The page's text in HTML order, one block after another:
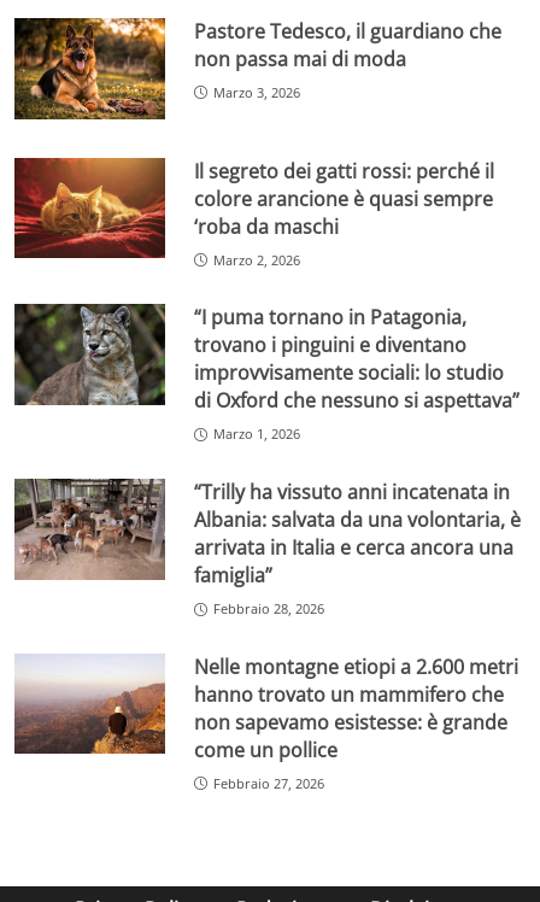
Pastore Tedesco, il guardiano che
non passa mai di moda
Marzo 3, 2026
Il segreto dei gatti rossi: perché il
colore arancione è quasi sempre
‘roba da maschi
Marzo 2, 2026
“I puma tornano in Patagonia,
trovano i pinguini e diventano
improvvisamente sociali: lo studio
di Oxford che nessuno si aspettava”
Marzo 1, 2026
“Trilly ha vissuto anni incatenata in
Albania: salvata da una volontaria, è
arrivata in Italia e cerca ancora una
famiglia”
Febbraio 28, 2026
Nelle montagne etiopi a 2.600 metri
hanno trovato un mammifero che
non sapevamo esistesse: è grande
come un pollice
Febbraio 27, 2026